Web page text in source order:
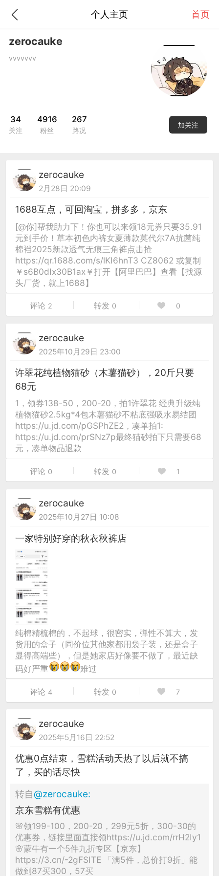
个人主页 首页
zerocauke
vvvvvvv
34
关注
4916
粉丝
267
路况
加关注
zerocauke
2月28日 20:09
1688互点，可回淘宝，拼多多，京东
[@你]帮我助力下！你也可以来领18元券只要35.91
元到手价！草本初色内裤女夏薄款莫代尔7A抗菌纯
棉裆2025新款透气无痕三角裤点击抢
https://qr.1688.com/s/lKI6hnT3 CZ8062 或复制
￥s6B0dIx30B1ax￥打开【阿里巴巴】查看【找源
头厂货，就上1688】
评论 2 转发 0 0
zerocauke
2025年10月29日 23:00
许翠花纯植物猫砂（木薯猫砂），20斤只要
68元
1，领券138-50，200-20，拍1许翠花 经典升级纯
植物猫砂2.5kg*4包木薯猫砂不粘底强吸水易结团
https://u.jd.com/pGSPhZE2，凑单拍1:
https://u.jd.com/prSNz7p最终猫砂拍下只需要68
元，凑单物品退款
评论 0 转发 0 1
zerocauke
2025年10月27日 10:08
一家特别好穿的秋衣秋裤店
纯棉精梳棉的，不起球，很密实，弹性不算大，发
货用的盒子（同价位其他家都用袋子装，还是盒子
显得高端些），但是她家店好像要不做了，最近缺
码好严重
难过
评论 4 转发 0 7
zerocauke
2025年5月16日 22:52
优惠0点结束，雪糕活动天热了以后就不搞
了，买的话尽快
转自@zerocauke:
京东雪糕有优惠
🌸领199-100，200-20，299元5折，300-30的
优惠券，链接里面直接领https://u.jd.com/rrH2Iy1
🌸蒙牛有一个5件九折专区【京东】
https://3.cn/-2gFSITE 「满5件，总价打9折」能
做到87买300，57买